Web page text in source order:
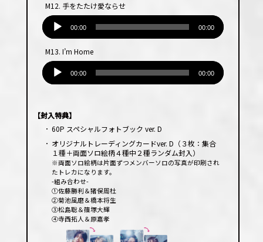
レー
ヤー
M12. 手をたたけ愛ならせ
レー
ヤー
00:00 00:00
M13. I’m Home
ヤー
00:00 00:00
【封入特典】
･ 60P スペシャルフォトブック ver. D
･ オリジナルトレーディングカードver. D（３枚：集合
１種＋両面ソロ絵柄４種中２種ランダム封入）
※両面ソロ絵柄は片面ずつメンバーソロの写真が印刷され
たトレカになります。
-組み合わせ-
①佐藤勝利＆猪俣周杜
②菊池風磨＆橋本将生
③松島聡＆篠塚大輝
④寺西拓人＆原嘉孝